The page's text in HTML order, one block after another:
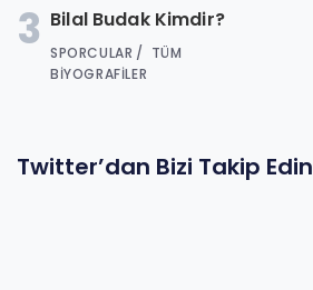
3 Bilal Budak Kimdir?
SPORCULAR
TÜM
BIYOGRAFILER
Twitter’dan Bizi Takip Edin